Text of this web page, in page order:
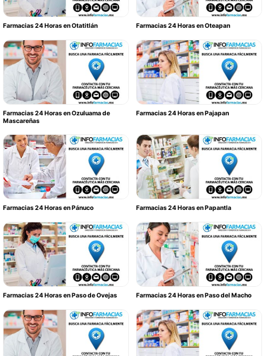
Farmacias 24 Horas en Otatitlán Farmacias 24 Horas en Oteapan
Farmacias 24 Horas en Ozuluama de
Mascareñas
Farmacias 24 Horas en Pajapan
Farmacias 24 Horas en Pánuco Farmacias 24 Horas en Papantla
Farmacias 24 Horas en Paso de Ovejas Farmacias 24 Horas en Paso del Macho